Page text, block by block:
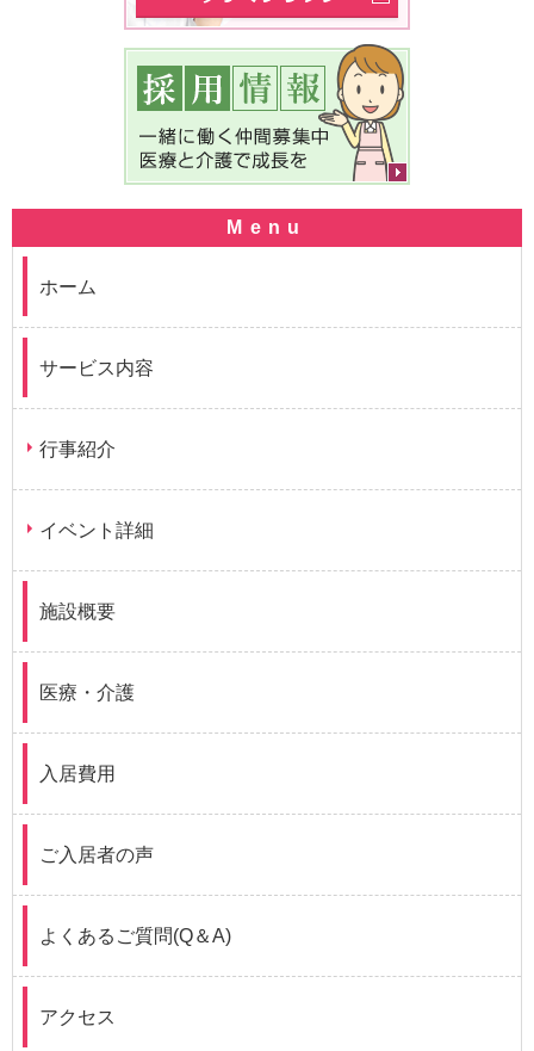
ホーム
サービス内容
行事紹介
イベント詳細
施設概要
医療・介護
入居費用
ご入居者の声
よくあるご質問(Q＆A)
アクセス